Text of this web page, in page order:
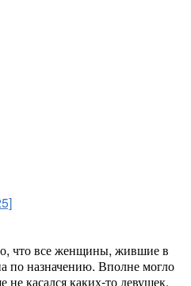
что все женщины, жившие в
по назначению. Вполне могло
не касался каких-то девушек,